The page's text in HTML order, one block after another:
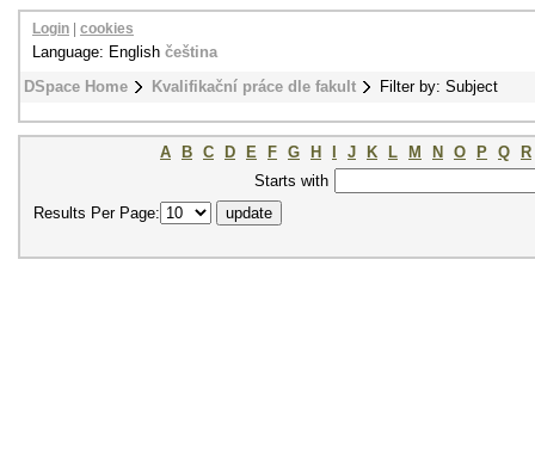
DSpace Home Kvalifikační práce dle fakult Filter by: Subject
Login cookies
Language: English čeština
A B C D E F G H J K L M N O P Q
R
Starts with
Results Per Page: